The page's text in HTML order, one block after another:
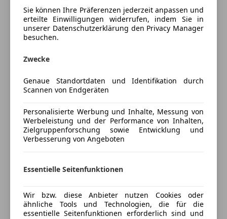
Sitzheizung
teilb. Rücksitzbank
Tempomat
Unterhaltung/Media
Android Auto
Apple CarPlay
Bordcomputer
DAB-Radio
Freisprecheinrichtung
Musikstreaming integriert
USB
Sicherheit
Toyota Insurance Service bei Kauf und Abschluss im
Autohaus Kandl.
EUR 300,- Finanzierungsbonus bei Kauf über Kredit
oder Leasing über Toyota Kreditbank bei Abschluss
im Autohaus Kandl.
* Regensensor
* Rückfahrkamera
Smartphone Integration
* Multimedia Audiosystem Toyota Touch 2
Mehr anzeigen
Preisbewertung
Mehr anzeigen
Versicherung
Kfz-Versicherung
Sie können Ihre Präferenzen jederzeit anpassen und
erteilte Einwilligungen widerrufen, indem Sie in
unserer Datenschutzerklärung den Privacy Manager
besuchen.
Zwecke
Genaue Standortdaten und Identifikation durch
Scannen von Endgeräten
Personalisierte Werbung und Inhalte, Messung von
Werbeleistung und der Performance von Inhalten,
Zielgruppenforschung sowie Entwicklung und
Verbesserung von Angeboten
Essentielle Seitenfunktionen
Wir bzw. diese Anbieter nutzen Cookies oder
ähnliche Tools und Technologien, die für die
essentielle Seitenfunktionen erforderlich sind und